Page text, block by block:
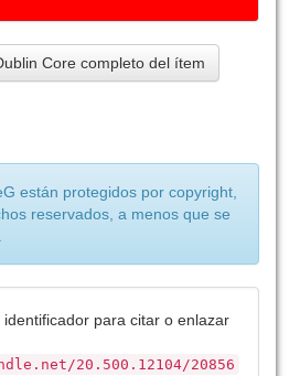
Core completo del ítem
están protegidos por copyright,
reservados, a menos que se
identificador para citar o enlazar
20.500.12104/20856